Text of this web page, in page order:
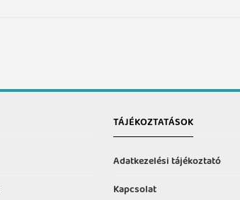
TÁJÉKOZTATÁSOK
Adatkezelési tájékoztató
Kapcsolat